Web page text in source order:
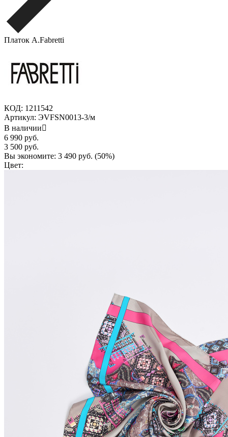
Платок A.Fabretti
КОД: 1211542
Артикул: ЭVFSN0013-3/м
В наличии
6 990 руб.
3 500 руб.
Вы экономите: 3 490 руб. (50%)
Цвет: